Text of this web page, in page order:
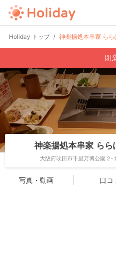
Holiday トップ 神楽揚処本串家 ら
閉
神楽揚処本串家 ら
大阪府吹田市千里万博公園２-
写真・動画 口コ